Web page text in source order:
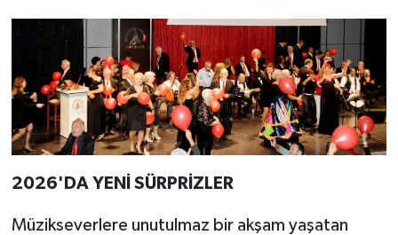
2026'DA YENİ SÜRPRİZLER
Müzikseverlere unutulmaz bir akşam yaşatan